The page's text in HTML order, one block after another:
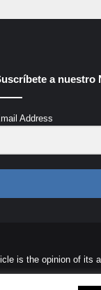
a nuestro
Address
is the opinion of its